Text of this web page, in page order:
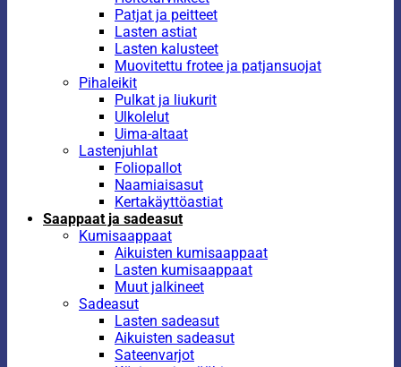
Patjat ja peitteet
Lasten astiat
Lasten kalusteet
Muovitettu frotee ja patjansuojat
Pihaleikit
Pulkat ja liukurit
Ulkolelut
Uima-altaat
Lastenjuhlat
Foliopallot
Naamiaisasut
Kertakäyttöastiat
Saappaat ja sadeasut
Kumisaappaat
Aikuisten kumisaappaat
Lasten kumisaappaat
Muut jalkineet
Sadeasut
Lasten sadeasut
Aikuisten sadeasut
Sateenvarjot